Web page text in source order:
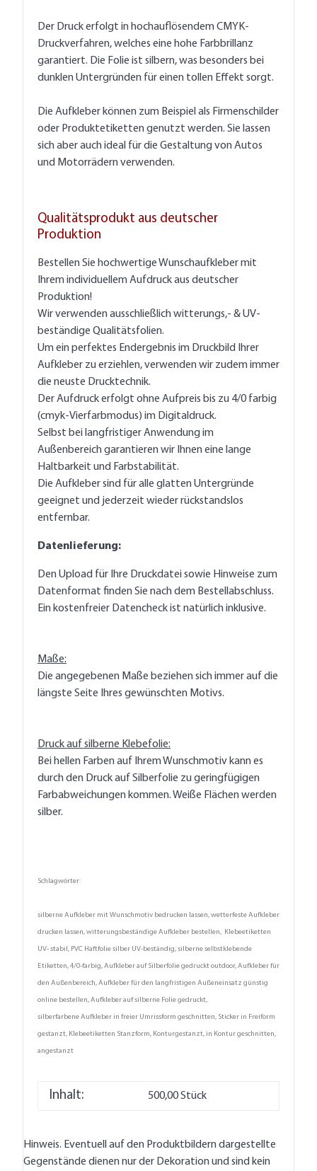
Der Druck erfolgt in hochauflösendem CMYK-
Druckverfahren, welches eine hohe Farbbrillanz
garantiert. Die Folie ist silbern, was besonders bei
dunklen Untergründen für einen tollen Effekt sorgt.
Die Aufkleber können zum Beispiel als Firmenschilder
oder Produktetiketten genutzt werden. Sie lassen
sich aber auch ideal für die Gestaltung von Autos
und Motorrädern verwenden.
Qualitätsprodukt aus deutscher
Produktion
Bestellen Sie hochwertige Wunschaufkleber mit
Ihrem individuellem Aufdruck aus deutscher
Produktion!
Wir verwenden ausschließlich witterungs,- & UV-
beständige Qualitätsfolien.
Um ein perfektes Endergebnis im Druckbild Ihrer
Aufkleber zu erziehlen, verwenden wir zudem immer
die neuste Drucktechnik.
Der Aufdruck erfolgt ohne Aufpreis bis zu 4/0 farbig
(cmyk-Vierfarbmodus) im Digitaldruck.
Selbst bei langfristiger Anwendung im
Außenbereich garantieren wir Ihnen eine lange
Haltbarkeit und Farbstabilität.
Die Aufkleber sind für alle glatten Untergründe
geeignet und jederzeit wieder rückstandslos
entfernbar.
Datenlieferung:
Den Upload für Ihre Druckdatei sowie Hinweise zum
Datenformat finden Sie nach dem Bestellabschluss.
Ein kostenfreier Datencheck ist natürlich inklusive.
Maße:
Die angegebenen Maße beziehen sich immer auf die
längste Seite Ihres gewünschten Motivs.
Druck auf silberne Klebefolie:
Bei hellen Farben auf Ihrem Wunschmotiv kann es
durch den Druck auf Silberfolie zu geringfügigen
Farbabweichungen kommen. Weiße Flächen werden
silber.
Schlagwörter:
silberne Aufkleber mit Wunschmotiv bedrucken lassen, wetterfeste Aufkleber
drucken lassen, witterungsbeständige Aufkleber bestellen, Klebeetiketten
UV- stabil, PVC Haftfolie silber UV-beständig, silberne selbstklebende
Etiketten, 4/0-farbig, Aufkleber auf Silberfolie gedruckt outdoor, Aufkleber für
den Außenbereich, Aufkleber für den langfristigen Außeneinsatz günstig
online bestellen, Aufkleber auf silberne Folie gedruckt,
silberfarbene Aufkleber in freier Umrissform geschnitten, Sticker in Freiform
gestanzt, Klebeetiketten Stanzform, Konturgestanzt, in Kontur geschnitten,
angestanzt
Inhalt: 500,00 Stück
Hinweis. Eventuell auf den Produktbildern dargestellte
Gegenstände dienen nur der Dekoration und sind kein